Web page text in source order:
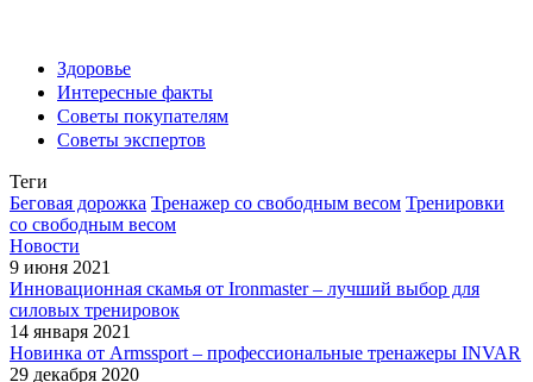
Здоровье
Интересные факты
Советы покупателям
Советы экспертов
Теги
Беговая дорожка Тренажер со свободным весом Тренировки
со свободным весом
Новости
9 июня 2021
Инновационная скамья от Ironmaster – лучший выбор для
силовых тренировок
14 января 2021
Новинка от Armssport – профессиональные тренажеры INVAR
29 декабря 2020